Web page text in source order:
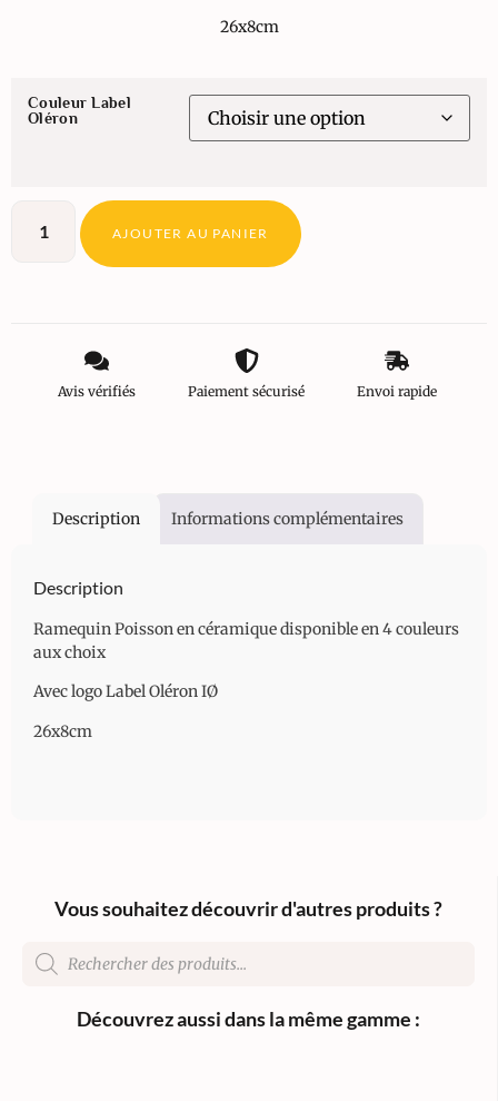
26x8cm
Couleur Label
Oléron
AJOUTER AU PANIER
Avis vérifiés Paiement sécurisé Envoi rapide
Description Informations complémentaires
Description
Ramequin Poisson en céramique disponible en 4 couleurs
aux choix
Avec logo Label Oléron IØ
26x8cm
Vous souhaitez découvrir d'autres produits ?
Découvrez aussi dans la même gamme :